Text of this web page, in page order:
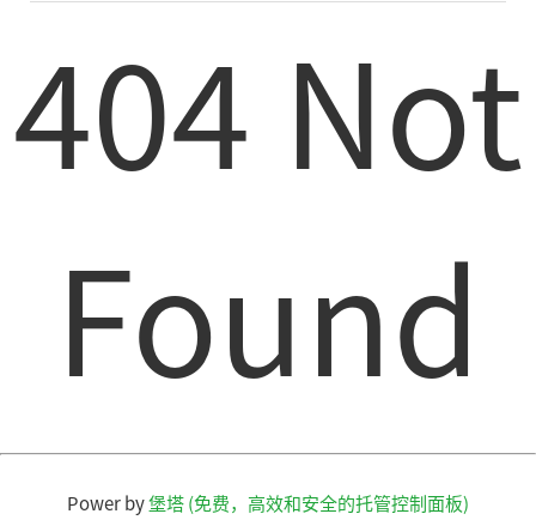
404 Not
Found
Power by堡塔 (免费，高效和安全的托管控制面板)